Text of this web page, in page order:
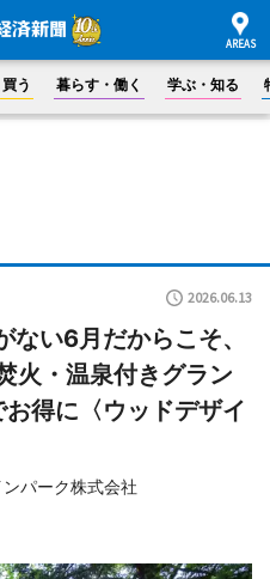
買う 暮らす・働く 学ぶ・知る
2026.06.13
ない6月だからこそ、
火・温泉付きグラン
得に〈ウッドデザイ
パーク株式会社